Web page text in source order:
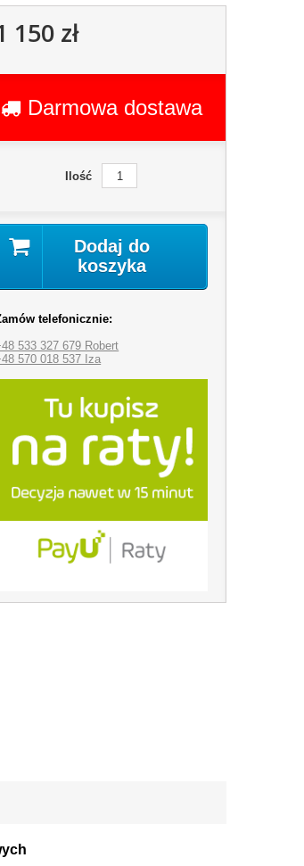
150 zł
Darmowa dostawa
Ilość
Dodaj do
koszyka
telefonicznie:
533 327 679 Robert
570 018 537 Iza